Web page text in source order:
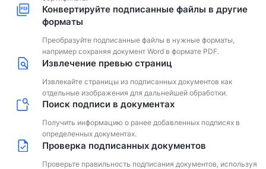
Конвертируйте подписанные файлы в другие
форматы
Преобразуйте подписанные файлы в нужные форматы,
например сохраняя документ Word в формате PDF.
Извлечение превью страниц
Извлекайте страницы из подписанных документов как
отдельные изображения для дальнейшей обработки.
Поиск подписи в документах
Получить информацию о ранее добавленных подписях в
определенных документах.
Проверка подписанных документов
Проверьте правильность подписания документов, используя